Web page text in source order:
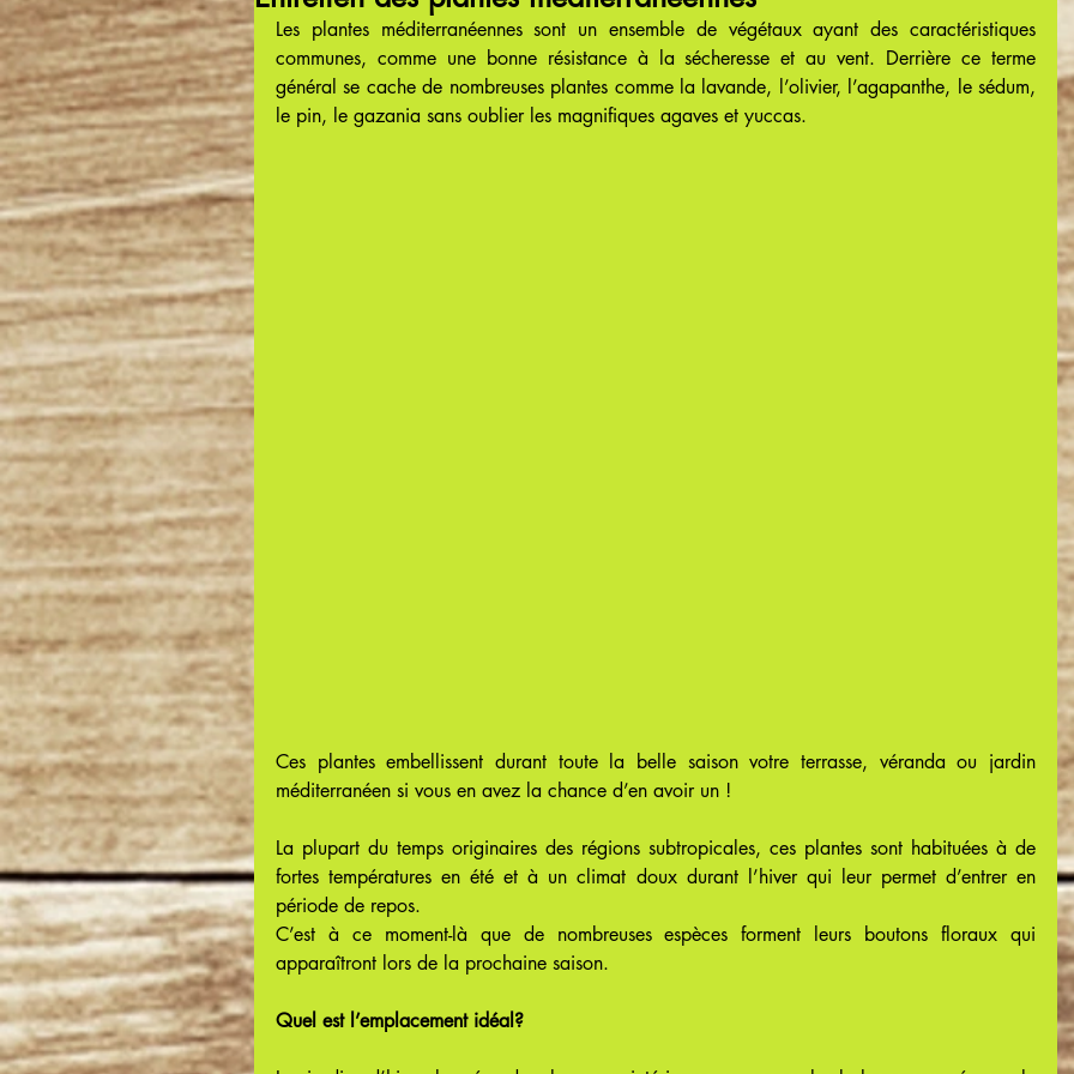
Les plantes méditerranéennes sont un ensemble de végétaux ayant des caractéristiques
communes, comme une bonne résistance à la sécheresse et au vent. Derrière ce terme
général se cache de nombreuses plantes comme la lavande, l’olivier, l’agapanthe, le sédum,
le pin, le gazania sans oublier les magnifiques agaves et yuccas.
Ces plantes embellissent durant toute la belle saison votre terrasse, véranda ou jardin
méditerranéen si vous en avez la chance d’en avoir un !
La plupart du temps originaires des régions subtropicales, ces plantes sont habituées à de
fortes températures en été et à un climat doux durant l’hiver qui leur permet d’entrer en
période de repos.
C’est à ce moment-là que de nombreuses espèces forment leurs boutons floraux qui
apparaîtront lors de la prochaine saison.
Quel est l’emplacement idéal?